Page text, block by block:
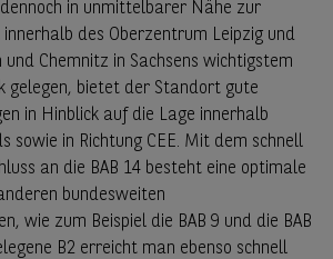
in unmittelbarer Nähe zur
innerhalb des Oberzentrum Leipzig und
Chemnitz in Sachsens wichtigstem
gelegen, bietet der Standort gute
in Hinblick auf die Lage innerhalb
sowie in Richtung CEE. Mit dem schnell
an die BAB 14 besteht eine optimale
bundesweiten
wie zum Beispiel die BAB 9 und die BAB
B2 erreicht man ebenso schnell